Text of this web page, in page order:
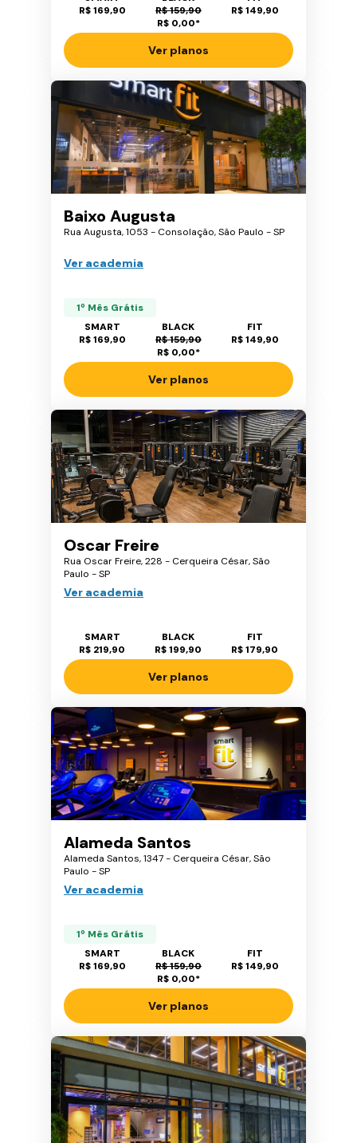
R$ 169,90
R$ 159,90
R$ 0,00*
R$ 149,90
Ver planos
Baixo Augusta
Rua Augusta, 1053 - Consolação, São Paulo - SP
Ver academia
1º Mês Grátis
SMART
R$ 169,90
BLACK
R$ 159,90
R$ 0,00*
FIT
R$ 149,90
Ver planos
Oscar Freire
Rua Oscar Freire, 228 - Cerqueira César, São
Paulo - SP
Ver academia
SMART
R$ 219,90
BLACK
R$ 199,90
FIT
R$ 179,90
Ver planos
Alameda Santos
Alameda Santos, 1347 - Cerqueira César, São
Paulo - SP
Ver academia
1º Mês Grátis
SMART
R$ 169,90
BLACK
R$ 159,90
R$ 0,00*
FIT
R$ 149,90
Ver planos